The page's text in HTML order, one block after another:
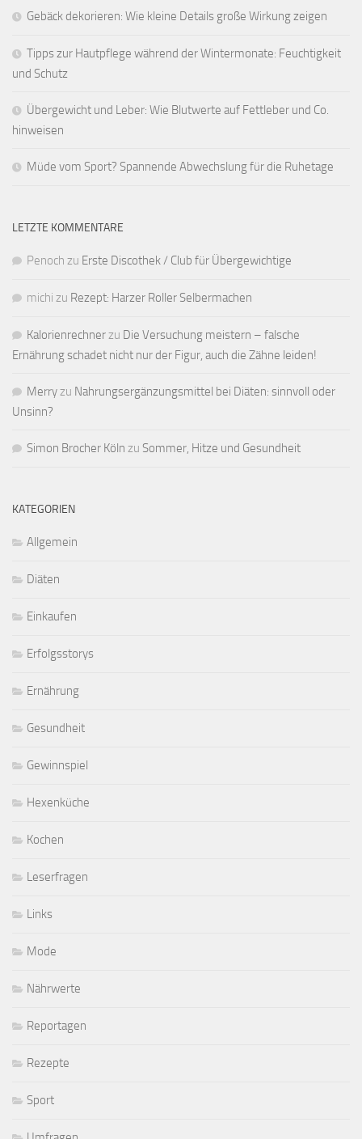
Gebäck dekorieren: Wie kleine Details große Wirkung zeigen
Tipps zur Hautpflege während der Wintermonate: Feuchtigkeit
und Schutz
Übergewicht und Leber: Wie Blutwerte auf Fettleber und Co.
hinweisen
Müde vom Sport? Spannende Abwechslung für die Ruhetage
LETZTE KOMMENTARE
Penoch zu Erste Discothek / Club für Übergewichtige
michi zu Rezept: Harzer Roller Selbermachen
Kalorienrechnerzu Die Versuchung meistern – falsche
Ernährung schadet nicht nur der Figur, auch die Zähne leiden!
Merryzu Nahrungsergänzungsmittel bei Diäten: sinnvoll oder
Unsinn?
Simon Brocher Köln zu Sommer, Hitze und Gesundheit
KATEGORIEN
Allgemein
Diäten
Einkaufen
Erfolgsstorys
Ernährung
Gesundheit
Gewinnspiel
Hexenküche
Kochen
Leserfragen
Links
Mode
Nährwerte
Reportagen
Rezepte
Sport